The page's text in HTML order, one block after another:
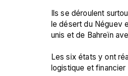
Ils se déroulent
le désert du Néguev
unis et de Bahreïn
Les six états y ont
logistique et financier